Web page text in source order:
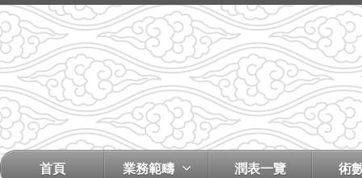
首頁 業務範疇 潤表一覽 術